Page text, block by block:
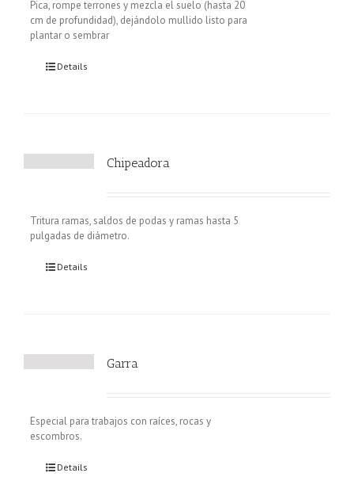
Pica, rompe terrones y mezcla el suelo (hasta 20
cm de profundidad), dejándolo mullido listo para
plantar o sembrar
Details
Chipeadora
Tritura ramas, saldos de podas y ramas hasta 5
pulgadas de diámetro.
Details
Garra
Especial para trabajos con raíces, rocas y
escombros.
Details